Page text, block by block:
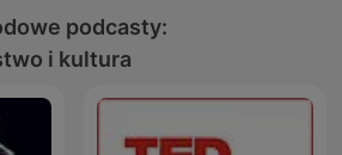
podcasty:
i kultura